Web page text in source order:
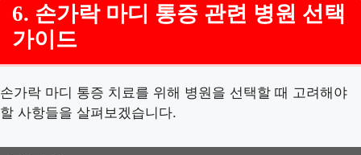
6. 손가락 마디 통증 관련 병원 선택
가이드
손가락 마디 통증 치료를 위해 병원을 선택할 때 고려해야
할 사항들을 살펴보겠습니다.